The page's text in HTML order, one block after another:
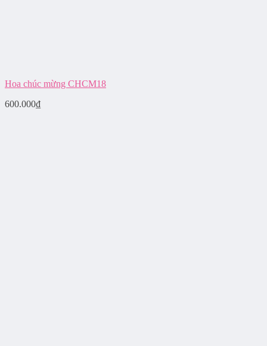
Hoa chúc mừng CHCM18
600.000₫